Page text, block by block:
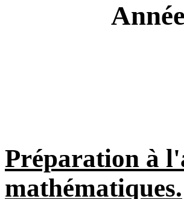
Préparation à
mathématiques.